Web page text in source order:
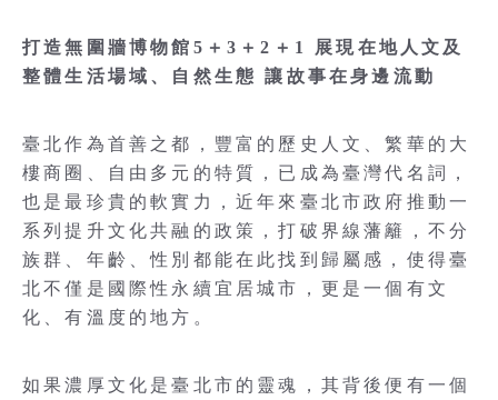
打造無圍牆博物館5＋3＋2＋1 展現在地人文及
整體生活場域、自然生態 讓故事在身邊流動
臺北作為首善之都，豐富的歷史人文、繁華的大
樓商圈、自由多元的特質，已成為臺灣代名詞，
也是最珍貴的軟實力，近年來臺北市政府推動一
系列提升文化共融的政策，打破界線藩籬，不分
族群、年齡、性別都能在此找到歸屬感，使得臺
北不僅是國際性永續宜居城市，更是一個有文
化、有溫度的地方。
如果濃厚文化是臺北市的靈魂，其背後便有一個